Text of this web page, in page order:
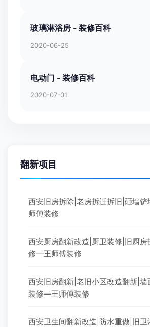
玻璃淋浴房 - 装修百科
2020-06-25
电动门 - 装修百科
2020-07-01
翻新项目
西安旧房拆除|老房拆迁拆旧|砸墙
师傅装修
西安厨房翻新改造|厨卫装修|旧厨房
修—王师傅装修
西安旧房翻新|老旧小区改造翻新|
装修—王师傅装修
西安卫生间翻新改造|防水重做|旧卫